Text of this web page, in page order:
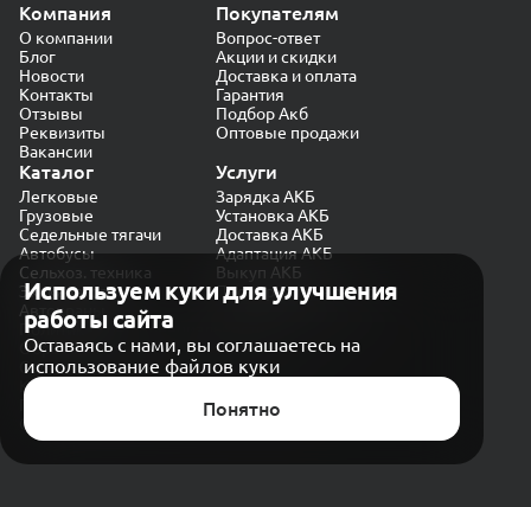
Используем куки для улучшения
работы сайта
Оставаясь с нами, вы соглашаетесь на
использование файлов куки
Понятно
Компания
О компании
Блог
Новости
Контакты
Отзывы
Реквизиты
Вакансии
Покупателям
Вопрос-ответ
Акции и скидки
Доставка и оплата
Гарантия
Подбор Акб
Оптовые продажи
Каталог
Легковые
Грузовые
Седельные тягачи
Автобусы
Сельхоз. техника
Экскаваторы
Автокраны
Услуги
Зарядка АКБ
Установка АКБ
Доставка АКБ
Адаптация АКБ
Выкуп АКБ
Проверка генератора
Политика конфиденциальности
Обработка персональных данных
Согласие на обработку в «Яндекс.Метрика»
Карта сайта
© CARAKB 2026. Все права защищены